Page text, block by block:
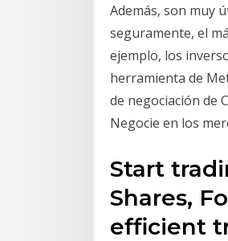
Además, son muy
seguramente, el
ejemplo, los
herramienta de
de negociación de
Negocie en los
Start
Shares,
efficient